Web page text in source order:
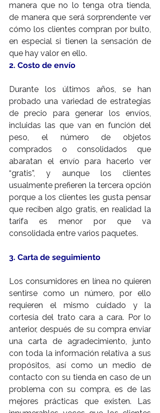
manera que no lo tenga otra tienda,
de manera que será sorprendente ver
cómo los clientes compran por bulto,
en especial si tienen la sensación de
que hay valor en ello.
2. Costo de envío
Durante los últimos años, se han
probado una variedad de estrategias
de precio para generar los envíos,
incluidas las que van en función del
peso, el número de objetos
comprados o consolidados que
abaratan el envío para hacerlo ver
“gratis”, y aunque los clientes
usualmente prefieren la tercera opción
porque a los clientes les gusta pensar
que reciben algo gratis, en realidad la
tarifa es menor por que va
consolidada entre varios paquetes.
3. Carta de seguimiento
Los consumidores en línea no quieren
sentirse como un número, por ello
requieren el mismo cuidado y la
cortesía del trato cara a cara. Por lo
anterior, después de su compra enviar
una carta de agradecimiento, junto
con toda la información relativa a sus
propósitos, así como un medio de
contacto con su tienda en caso de un
problema con su compra, es de las
mejores prácticas que existen. Las